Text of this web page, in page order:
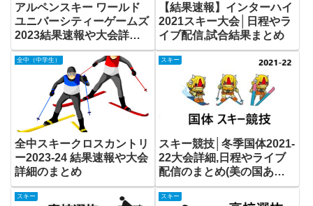
アルペンスキー ワールド
ユニバーシティーゲームズ
2023結果速報や大会詳細
まとめ
【結果速報】インターハイ
2021スキー大会│日程やラ
イブ配信,試合結果まとめ
全中（中学生）
全中スキークロスカントリ
ー2023-24 結果速報や大会
詳細のまとめ
スキー
スキー競技│冬季国体2021-
22大会詳細,日程やライブ
配信のまとめ(美の国あき
た鹿角国体)
スキー スキー